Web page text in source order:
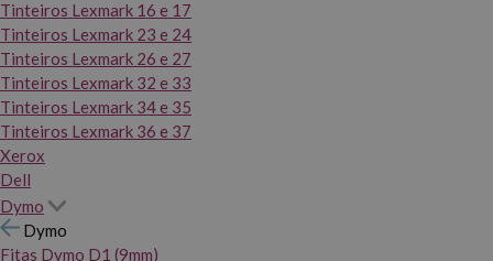
Tinteiros Lexmark 16 e 17
Tinteiros Lexmark 23 e 24
Tinteiros Lexmark 26 e 27
Tinteiros Lexmark 32 e 33
Tinteiros Lexmark 34 e 35
Tinteiros Lexmark 36 e 37
Xerox
Dell
Dymo
Dymo
Fitas Dymo D1 (9mm)